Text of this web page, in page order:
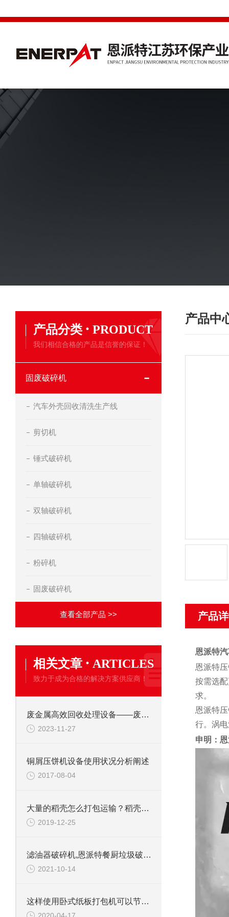
产品分类 · PRODUCT
我们相信合格的产品是信誉的保证！
固废破碎机
汽车外壳回收清洗生产线
剪切机
锤式破碎机
单轴破碎机
双轴破碎机
四轴破碎机
粉碎机
固废破碎机
查看全部产品 >>
相关文章 · ARTICLES
致力于成为合格的解决方案供应商！
废金属高效回收处理设备——废钢边角料锤式撕碎机
2023-11-27
铜屑压饼机设备使用状况分析阐述
2017-08-04
大量的稻壳怎么打包运输？稻壳套袋打包机快速打包套袋
2019-12-25
滤油器破碎机,恩派特餐厨垃圾破碎机介绍
2021-10-14
这样使用卧式纸板打包机可以节省人工成本
产品中
产品
恩派特
恩派特
按需选
求。
恩派特
行。涡
申明：